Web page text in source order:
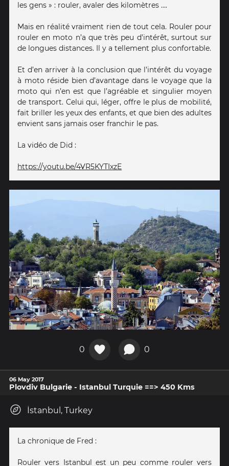
les gens » : rouler, avaler des kilomètres ….
Mais en réalité vraiment rien de tout cela. Rouler pour
rouler en moto n’a que très peu d’intérêt, surtout sur
de longues distances. Il y a tellement plus confortable.
Et d’en arriver à la conclusion que l’intérêt du voyage
à moto réside bien d’avantage dans le voyage que la
moto qui n’en est que l’agréable et singulier moyen
de transport. Celui qui, léger, offre le plus de mobilité,
fait briller les yeux des enfants, et que bien des adultes
envient sans jamais oser franchir le pas.
La vidéo de Did :
https://youtu.be/4VR5KYTIxzE
0 0
06 May 2017
Plovdiv Bulgarie - Istanbul Turquie ==> 450 Kms
İstanbul, Turkey
La chronique de Fred :
Rouler vers Istanbul est un peu comme rouler vers